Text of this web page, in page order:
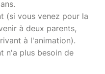
(si vous venez pour la
à deux parents,
à l'animation).
n'a plus besoin de